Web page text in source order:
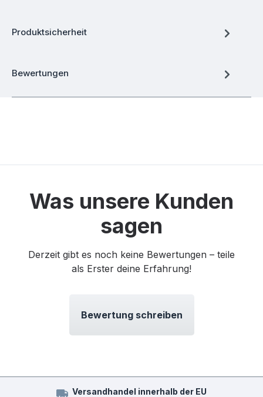
Produktsicherheit
Bewertungen
Was unsere Kunden
sagen
Derzeit gibt es noch keine Bewertungen – teile
als Erster deine Erfahrung!
Bewertung schreiben
Versandhandel innerhalb der EU